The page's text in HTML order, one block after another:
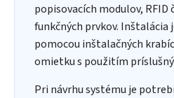
popisovacích modulov, RFID
funkčných prvkov.
pomocou inštalačných
omietku s použitím
Pri návrhu systému je